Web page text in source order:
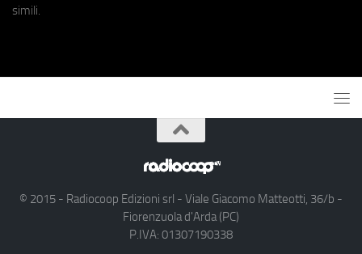
simili.
© 2015 - Radiocoop Edizioni srl - Viale Giacomo Matteotti, 36/b -
Fiorenzuola d'Arda (PC)
P.IVA: 01307190338